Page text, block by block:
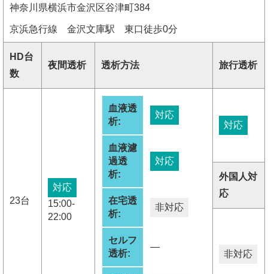
神奈川県横浜市金沢区谷津町384
京浜急行線 金沢文庫駅 東口徒歩0分
HD台
数
夜間透析 透析方法 旅行透析
23台
対応
15:00-
22:00
血液透
析:
対応
血液濾
過透
析:
対応
在宅透
析:
非対応
セルフ
透析:
―
対応
外国人対
応
非対応